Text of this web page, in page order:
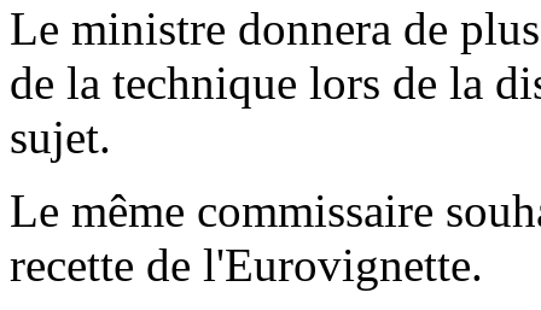
Le ministre donnera de
de la technique lors de la
sujet.
Le même commissaire
recette de l'Eurovignette.